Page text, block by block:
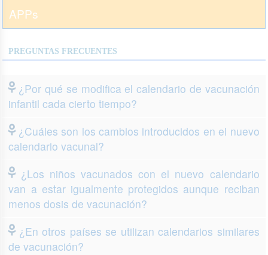
APPs
PREGUNTAS FRECUENTES
¿Por qué se modifica el calendario de vacunación
infantil cada cierto tiempo?
¿Cuáles son los cambios introducidos en el nuevo
calendario vacunal?
¿Los niños vacunados con el nuevo calendario
van a estar igualmente protegidos aunque reciban
menos dosis de vacunación?
¿En otros países se utilizan calendarios similares
de vacunación?